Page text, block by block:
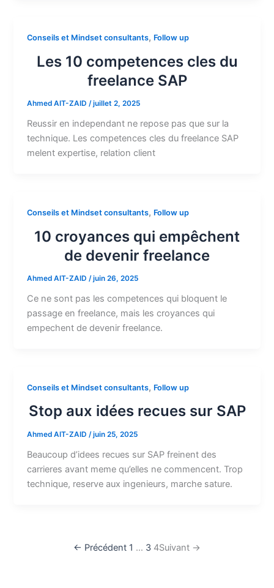
Conseils et Mindset consultants, Follow up
Les 10 competences cles du
freelance SAP
Ahmed AIT-ZAID/juillet 2, 2025
Reussir en independant ne repose pas que sur la
technique. Les competences cles du freelance SAP
melent expertise, relation client
Conseils et Mindset consultants, Follow up
10 croyances qui empêchent
de devenir freelance
Ahmed AIT-ZAID/juin 26, 2025
Ce ne sont pas les competences qui bloquent le
passage en freelance, mais les croyances qui
empechent de devenir freelance.
Conseils et Mindset consultants, Follow up
Stop aux idées recues sur SAP
Ahmed AIT-ZAID /juin 25, 2025
Beaucoup d’idees recues sur SAP freinent des
carrieres avant meme qu’elles ne commencent. Trop
technique, reserve aux ingenieurs, marche sature.
← Précédent 1 … 3 4Suivant →